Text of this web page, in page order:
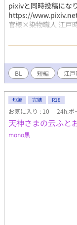
pixivと同時投稿になり
https://
官様×染物職人 江戸
もに女好きで知られ
物職人と出会った。
も欲望に正直にな
らい）-自他ともに認
が好きで、賄賂を受
（10代後半から20代
妹と住んでいる。美
とめようとしてます
→自作エロ入れる予
で、閲覧は自己責任
BL 短編 江
短編 完結 R18
お気に入り : 10 24h.ポ
天神さまの云ふと
mono黒